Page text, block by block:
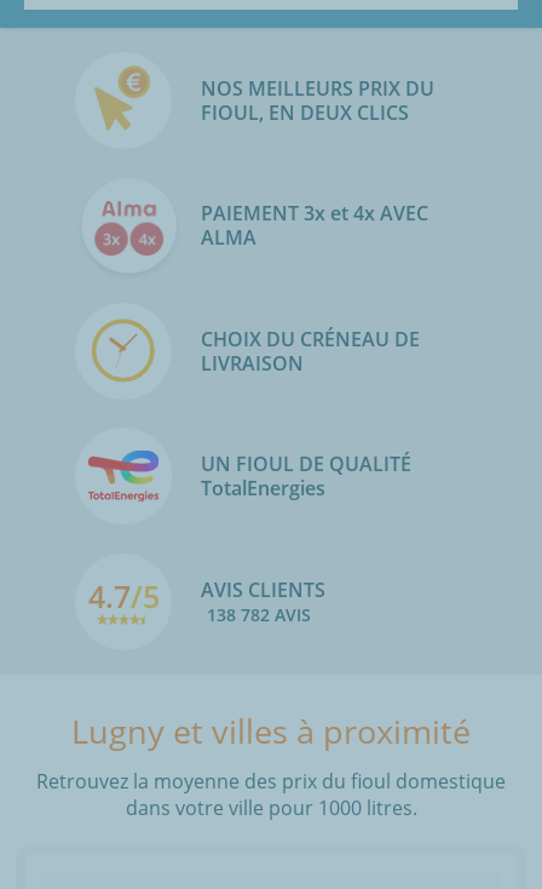
NOS MEILLEURS PRIX DU
FIOUL, EN DEUX CLICS
PAIEMENT 3x et 4x AVEC
ALMA
CHOIX DU CRÉNEAU DE
LIVRAISON
UN FIOUL DE QUALITÉ
TotalEnergies
4.7/5 AVIS CLIENTS
138 782 AVIS
Lugny et villes à proximité
Retrouvez la moyenne des prix du fioul domestique
dans votre ville pour 1000 litres.